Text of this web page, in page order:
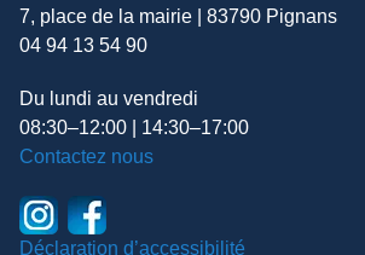
7, place de la mairie | 83790 Pignans
04 94 13 54 90
Du lundi au vendredi
08:30–12:00 | 14:30–17:00
Contactez nous
Déclaration d’accessibilité